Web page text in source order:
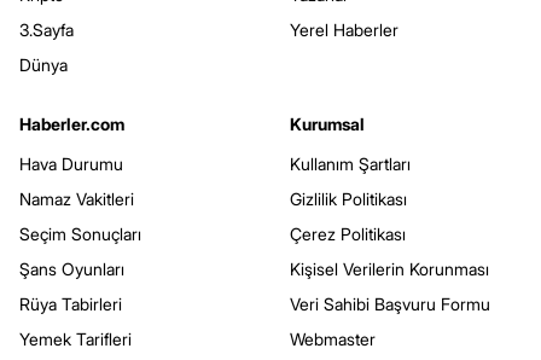
3.Sayfa
Dünya
Yerel Haberler
Haberler.com
Hava Durumu
Namaz Vakitleri
Seçim Sonuçları
Şans Oyunları
Rüya Tabirleri
Yemek Tarifleri
Kurumsal
Kullanım Şartları
Gizlilik Politikası
Çerez Politikası
Kişisel Verilerin Korunması
Veri Sahibi Başvuru Formu
Webmaster